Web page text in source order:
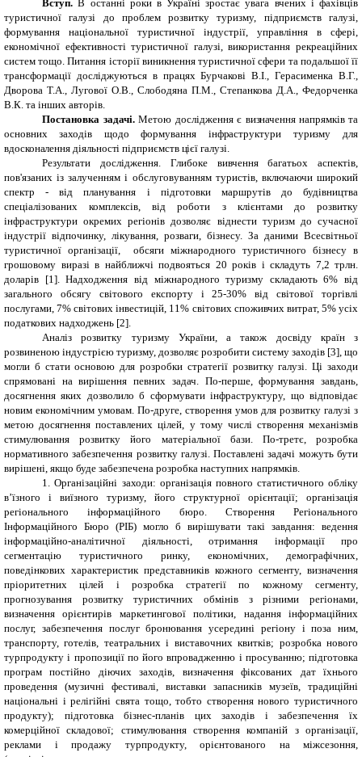
Вступ.В останні роки в Україні зростає увага вчених і фахівців
туристичної галузі до проблем розвитку туризму, підприємств галузі,
формування національної туристичної індустрії, управління в сфері,
економічної ефективності туристичної галузі, використання рекреаційних
систем тощо. Питання історії виникнення туристичної сфери та подальшої її
трансформації досліджуються в працях Бурчакові В.І., Герасименка В.Г.,
Дворова Т.А., Лугової О.В., Слободяна П.М., Степанкова Д.А., Федорченка
В.К. та інших авторів.
Постановка задачі.Метою дослідження є визначення напрямків та
основних заходів щодо формування інфраструктури туризму для
вдосконалення діяльності підприємств цієї галузі.
Результати дослідження. Глибоке вивчення багатьох аспектів,
пов'язаних із залученням і обслуговуванням туристів, включаючи широкий
спектр - від планування і підготовки маршрутів до будівництва
спеціалізованих комплексів, від роботи з клієнтами до розвитку
інфраструктури окремих регіонів дозволяє віднести туризм до сучасної
індустрії відпочинку, лікування, розваги, бізнесу. За даними Всесвітньої
туристичної організації, обсяги міжнародного туристичного бізнесу в
грошовому виразі в найближчі подвояться 20 років і складуть 7,2 трлн.
доларів [1]. Надходження від міжнародного туризму складають 6% від
загального обсягу світового експорту і 25-30% від світової торгівлі
послугами, 7% світових інвестицій, 11% світових споживчих витрат, 5% усіх
податкових надходжень [2].
Аналіз розвитку туризму України, а також досвіду країн з
розвиненою індустрією туризму, дозволяє розробити систему заходів [3], що
могли б стати основою для розробки стратегії розвитку галузі. Ці заходи
спрямовані на вирішення певних задач. По-перше, формування завдань,
досягнення яких дозволило б сформувати інфраструктуру, що відповідає
новим економічним умовам. По-друге, створення умов для розвитку галузі з
метою досягнення поставлених цілей, у тому числі створення механізмів
стимулювання розвитку його матеріальної бази. По-третє, розробка
нормативного забезпечення розвитку галузі. Поставлені задачі можуть бути
вирішені, якщо буде забезпечена розробка наступних напрямків.
1. Організаційні заходи: організація повного статистичного обліку
в’їзного і виїзного туризму, його структурної орієнтації; організація
регіонального інформаційного бюро. Створення Регіонального
Інформаційного Бюро (РІБ) могло б вирішувати такі завдання: ведення
інформаційно-аналітичної діяльності, отримання інформації про
сегментацію туристичного ринку, економічних, демографічних,
поведінкових характеристик представників кожного сегменту, визначення
пріоритетних цілей і розробка стратегії по кожному сегменту,
прогнозування розвитку туристичних обмінів з різними регіонами,
визначення орієнтирів маркетингової політики, надання інформаційних
послуг, забезпечення послуг бронювання усередині регіону і поза ним,
транспорту, готелів, театральних і виставочних квитків; розробка нового
турпродукту і пропозиції по його впровадженню і просуванню; підготовка
програм постійно діючих заходів, визначення фіксованих дат їхнього
проведення (музичні фестивалі, виставки запасників музеїв, традиційні
національні і релігійні свята тощо, тобто створення нового туристичного
продукту); підготовка бізнес-планів цих заходів і забезпечення їх
комерційної складової; стимулювання створення компаній з організації,
реклами і продажу турпродукту, орієнтованого на міжсезоння,